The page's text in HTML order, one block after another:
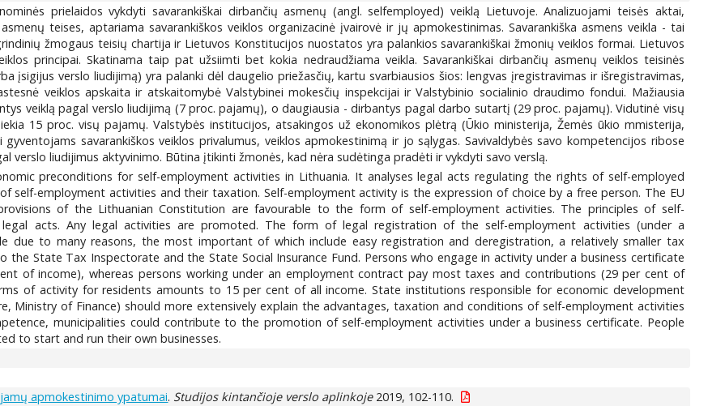
prielaidos vykdyti savarankiškai dirbančių asmenų (angl. selfemployed) veiklą Lietuvoje. Analizuojami teisės aktai,
teises, aptariama savarankiškos veiklos organizacinė įvairovė ir jų apmokestinimas. Savarankiška asmens veikla - tai
žmogaus teisių chartija ir Lietuvos Konstitucijos nuostatos yra palankios savarankiškai žmonių veiklos formai. Lietuvos
principai. Skatinama taip pat užsiimti bet kokia nedraudžiama veikla. Savarankiškai dirbančių asmenų veiklos teisinės
įsigijus verslo liudijimą) yra palanki dėl daugelio priežasčių, kartu svarbiausios šios: lengvas įregistravimas ir išregistravimas,
veiklos apskaita ir atskaitomybė Valstybinei mokesčių inspekcijai ir Valstybinio socialinio draudimo fondui. Mažiausia
veiklą pagal verslo liudijimą (7 proc. pajamų), o daugiausia - dirbantys pagal darbo sutartį (29 proc. pajamų). Vidutinė visų
15 proc. visų pajamų. Valstybės institucijos, atsakingos už ekonomikos plėtrą (Ūkio ministerija, Žemės ūkio mmisterija,
savarankiškos veiklos privalumus, veiklos apmokestinimą ir jo sąlygas. Savivaldybės savo kompetencijos ribose
verslo liudijimus aktyvinimo. Būtina įtikinti žmonės, kad nėra sudėtinga pradėti ir vykdyti savo verslą.
preconditions for self-employment activities in Lithuania. It analyses legal acts regulating the rights of self-employed
self-employment activities and their taxation. Self-employment activity is the expression of choice by a free person. The EU
of the Lithuanian Constitution are favourable to the form of self-employment activities. The principles of self-
acts. Any legal activities are promoted. The form of legal registration of the self-employment activities (under a
due to many reasons, the most important of which include easy registration and deregistration, a relatively smaller tax
State Tax Inspectorate and the State Social Insurance Fund. Persons who engage in activity under a business certificate
of income), whereas persons working under an employment contract pay most taxes and contributions (29 per cent of
of activity for residents amounts to 15 per cent of all income. State institutions responsible for economic development
Ministry of Finance) should more extensively explain the advantages, taxation and conditions of self-employment activities
municipalities could contribute to the promotion of self-employment activities under a business certificate. People
to start and run their own businesses.
apmokestinimo ypatumai. Studijos kintančioje verslo aplinkoje2019, 102-110.